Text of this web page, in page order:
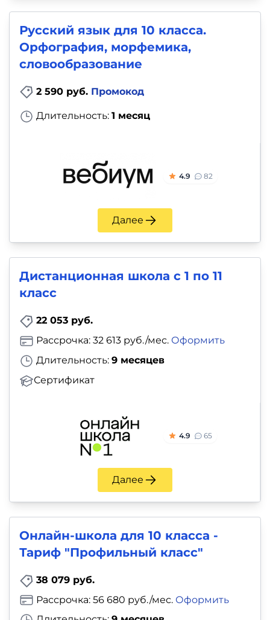
Русский язык для 10 класса.
Орфография, морфемика,
словообразование
2 590 руб. Промокод
Длительность: 1 месяц
4.9 82
Далее
Дистанционная школа с 1 по 11
класс
22 053 руб.
Длительность: 9 месяцев
Сертификат
Рассрочка: 32 613 руб./мес. Оформить
4.9 65
Далее
Онлайн-школа для 10 класса -
Тариф "Профильный класс"
38 079 руб.
Рассрочка: 56 680 руб./мес. Оформить